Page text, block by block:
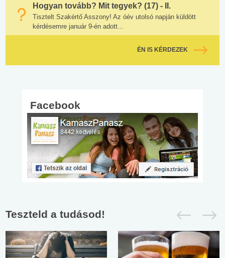
Hogyan tovább? Mit tegyek? (17) - II.
Tisztelt Szakértő Asszony! Az óév utolsó napján küldött
kérdésemre január 9-én adott...
ÉN IS KÉRDEZEK
Facebook
Teszteld a tudásod!